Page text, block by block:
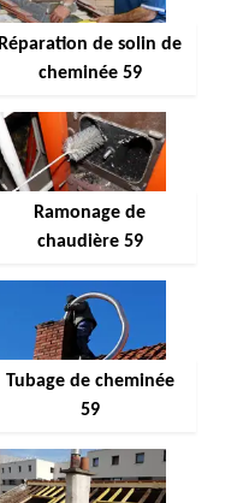
Réparation de solin de
cheminée 59
Ramonage de
chaudière 59
Tubage de cheminée
59